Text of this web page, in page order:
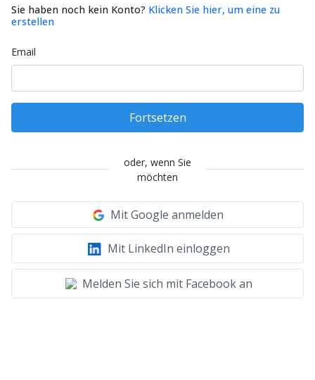
Sie haben noch kein Konto? Klicken Sie hier, um eine zu
erstellen
Email
Fortsetzen
oder, wenn Sie
möchten
Mit Google anmelden
Mit LinkedIn einloggen
Melden Sie sich mit Facebook an